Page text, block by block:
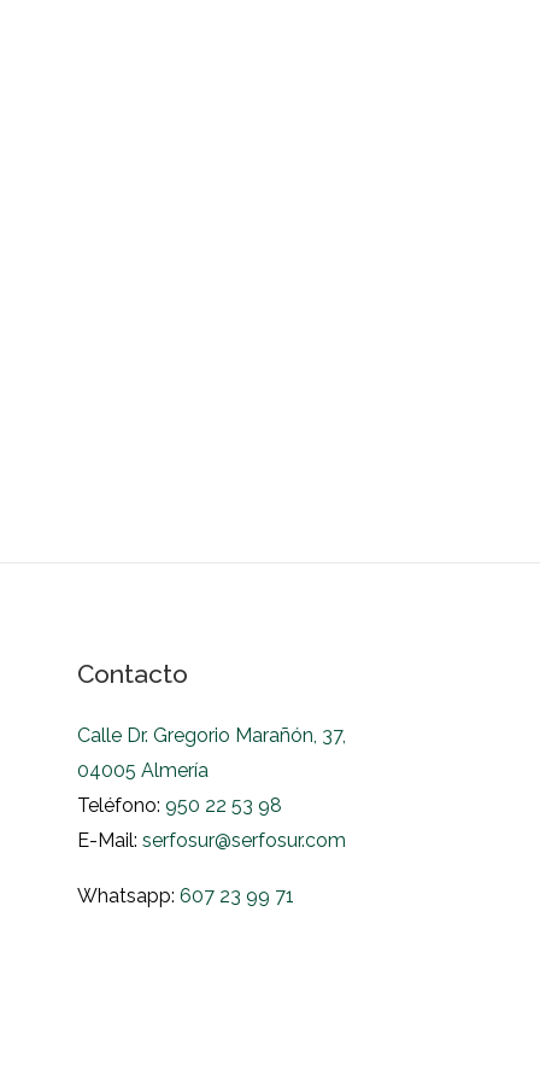
Contacto
Calle Dr. Gregorio Marañón, 37,
04005 Almería
Teléfono: 950 22 53 98
E-Mail: serfosur@serfosur.com
Whatsapp: 607 23 99 71